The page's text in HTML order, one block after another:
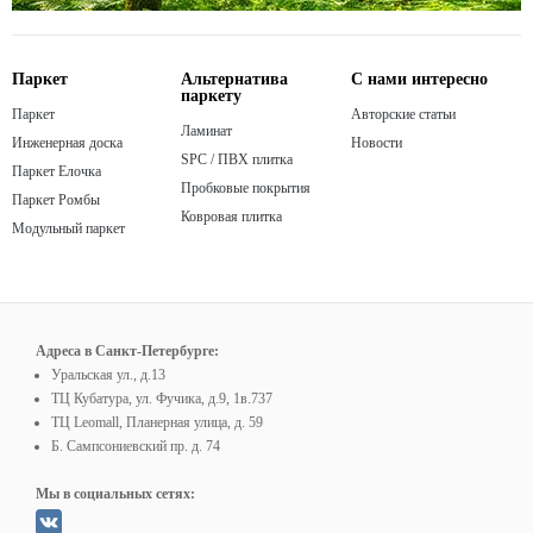
Паркет
Паркет
Инженерная доска
Паркет Елочка
Паркет Ромбы
Модульный паркет
Альтернатива
паркету
Ламинат
SPC / ПВХ плитка
Пробковые покрытия
Ковровая плитка
С нами интересно
Авторские статьи
Новости
Адреса в Санкт-Петербурге:
Уральская ул., д.13
ТЦ Кубатура, ул. Фучика, д.9, 1в.737
ТЦ Leomall, Планерная улица, д. 59
Б. Сампсониевский пр. д. 74
Мы в социальных сетях: